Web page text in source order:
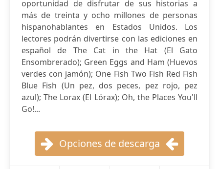
oportunidad de disfrutar de sus historias a
más de treinta y ocho millones de personas
hispanohablantes en Estados Unidos. Los
lectores podrán divertirse con las ediciones en
español de The Cat in the Hat (El Gato
Ensombrerado); Green Eggs and Ham (Huevos
verdes con jamón); One Fish Two Fish Red Fish
Blue Fish (Un pez, dos peces, pez rojo, pez
azul); The Lorax (El Lórax); Oh, the Places You'll
Go!...
Opciones de descarga